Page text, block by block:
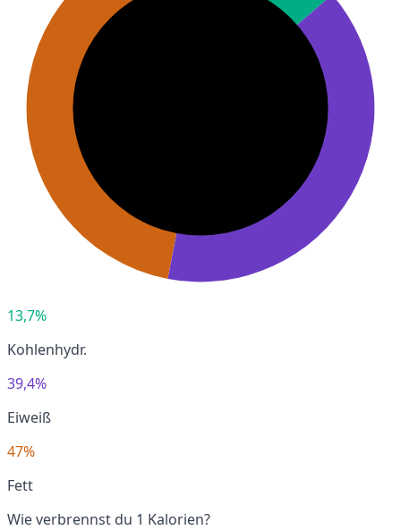
13,7%
Kohlenhydr.
39,4%
Eiweiß
47%
Fett
Wie verbrennst du 1 Kalorien?